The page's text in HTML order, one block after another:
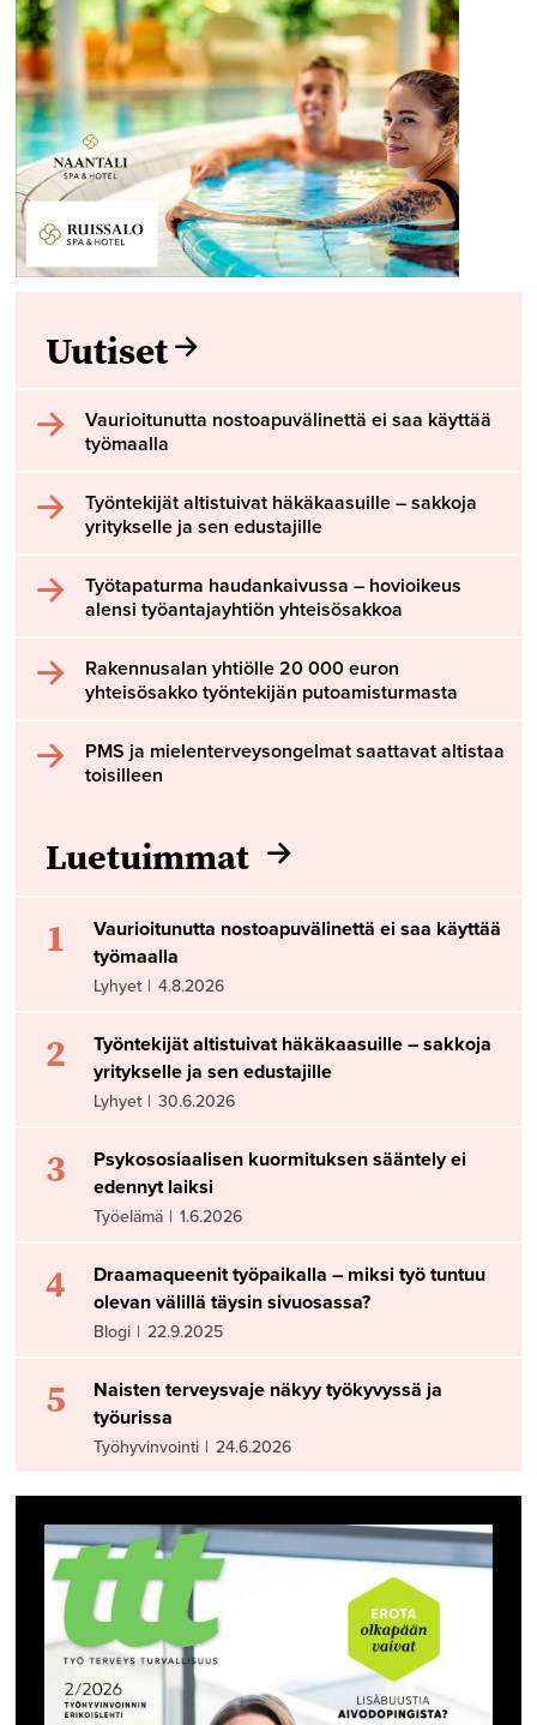
Uutiset
Vaurioitunutta nostoapuvälinettä ei saa käyttää
työmaalla
Työntekijät altistuivat häkäkaasuille – sakkoja
yritykselle ja sen edustajille
Työtapaturma haudankaivussa – hovioikeus
alensi työantajayhtiön yhteisösakkoa
Rakennusalan yhtiölle 20 000 euron
yhteisösakko työntekijän putoamisturmasta
PMS ja mielenterveysongelmat saattavat altistaa
toisilleen
Luetuimmat
1
Vaurioitunutta nostoapuvälinettä ei saa käyttää
työmaalla
Lyhyet | 4.8.2026
2
Työntekijät altistuivat häkäkaasuille – sakkoja
yritykselle ja sen edustajille
Lyhyet | 30.6.2026
3
Psykososiaalisen kuormituksen sääntely ei
edennyt laiksi
Työelämä | 1.6.2026
4
Draamaqueenit työpaikalla – miksi työ tuntuu
olevan välillä täysin sivuosassa?
Blogi | 22.9.2025
5
Naisten terveysvaje näkyy työkyvyssä ja
työurissa
Työhyvinvointi | 24.6.2026